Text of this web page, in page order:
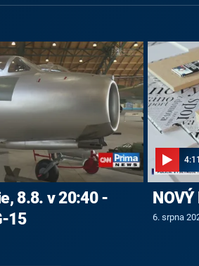
8.8. v 20:40 -
15
4:11
6. srpna